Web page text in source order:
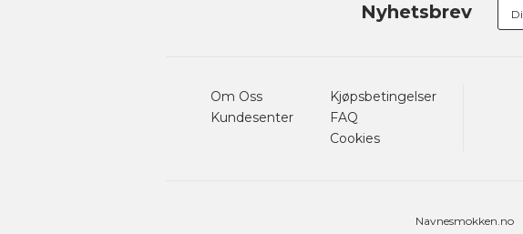
Nyhetsbrev
Om Oss
Kundesenter
Kjøpsbetingelser
FAQ
Cookies
Navnesmokken.no